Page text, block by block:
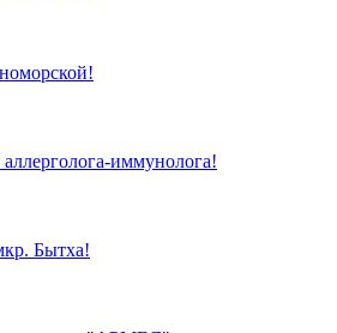
иммунолога!
Бытха!